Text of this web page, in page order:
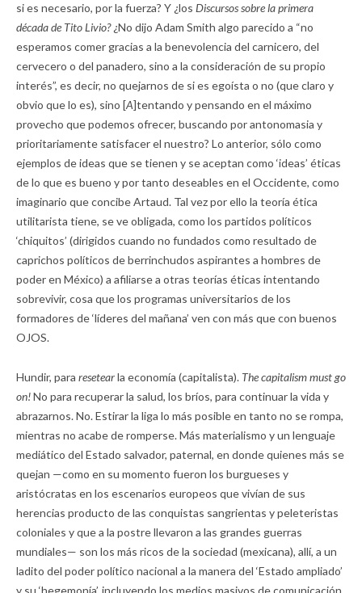
si es necesario, por la fuerza? Y ¿los Discursos sobre la primera
década de Tito Livio?¿No dijo Adam Smith algo parecido a “no
esperamos comer gracias a la benevolencia del carnicero, del
cervecero o del panadero, sino a la consideración de su propio
interés”, es decir, no quejarnos de si es egoísta o no (que claro y
obvio que lo es), sino [A]tentando y pensando en el máximo
provecho que podemos ofrecer, buscando por antonomasia y
prioritariamente satisfacer el nuestro? Lo anterior, sólo como
ejemplos de ideas que se tienen y se aceptan como ‘ideas’ éticas
de lo que es bueno y por tanto deseables en el Occidente, como
imaginario que concibe Artaud. Tal vez por ello la teoría ética
utilitarista tiene, se ve obligada, como los partidos políticos
‘chiquitos’ (dirigidos cuando no fundados como resultado de
caprichos políticos de berrinchudos aspirantes a hombres de
poder en México) a afiliarse a otras teorías éticas intentando
sobrevivir, cosa que los programas universitarios de los
formadores de ‘líderes del mañana’ ven con más que con buenos
OJOS.
Hundir, para resetearla economía (capitalista). The capitalism must go
on!No para recuperar la salud, los bríos, para continuar la vida y
abrazarnos. No. Estirar la liga lo más posible en tanto no se rompa,
mientras no acabe de romperse. Más materialismo y un lenguaje
mediático del Estado salvador, paternal, en donde quienes más se
quejan —como en su momento fueron los burgueses y
aristócratas en los escenarios europeos que vivían de sus
herencias producto de las conquistas sangrientas y peleteristas
coloniales y que a la postre llevaron a las grandes guerras
mundiales— son los más ricos de la sociedad (mexicana), allí, a un
ladito del poder político nacional a la manera del ‘Estado ampliado’